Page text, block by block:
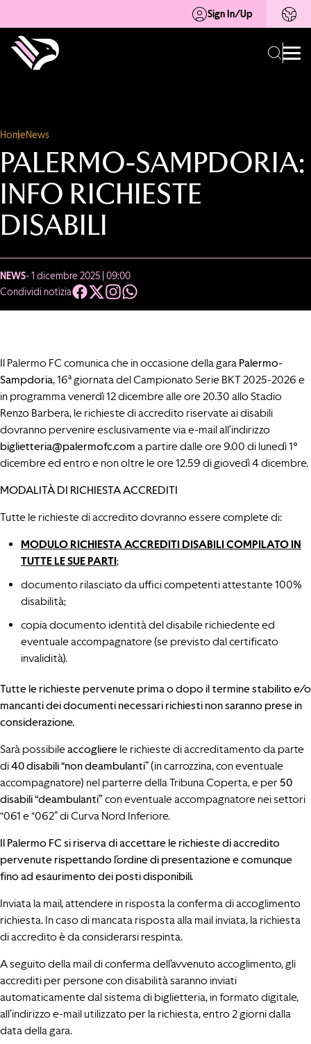
Sign In/Up
HomeNews
PALERMO-SAMPDORIA:
INFO RICHIESTE
DISABILI
NEWS- 1 dicembre 2025 | 09:00
Condividi notizia
Il Palermo FC comunica che in occasione della gara Palermo-
Sampdoria, 16ª giornata del Campionato Serie BKT 2025-2026 e
in programma venerdì 12 dicembre alle ore 20.30 allo Stadio
Renzo Barbera, le richieste di accredito riservate ai disabili
dovranno pervenire esclusivamente via e-mail all’indirizzo
biglietteria@palermofc.com a partire dalle ore 9.00 di lunedì 1°
dicembre ed entro e non oltre le ore 12.59 di giovedì 4 dicembre.
MODALITÀ DI RICHIESTA ACCREDITI
Tutte le richieste di accredito dovranno essere complete di:
MODULO RICHIESTA ACCREDITI DISABILI COMPILATO IN
TUTTE LE SUE PARTI;
documento rilasciato da uffici competenti attestante 100%
disabilità;
copia documento identità del disabile richiedente ed
eventuale accompagnatore (se previsto dal certificato
invalidità).
Tutte le richieste pervenute prima o dopo il termine stabilito e/o
mancanti dei documenti necessari richiesti non saranno prese in
considerazione.
Sarà possibileaccogliere le richieste di accreditamento da parte
di40 disabili “non deambulanti” (in carrozzina, con eventuale
accompagnatore) nel parterre della Tribuna Coperta, e per 50
disabili “deambulanti” con eventuale accompagnatore nei settori
“061 e “062” di Curva Nord Inferiore.
Il Palermo FC si riserva di accettare le richieste di accredito
pervenute rispettando l’ordine di presentazione e comunque
fino ad esaurimento dei posti disponibili.
Inviata la mail, attendere in risposta la conferma di accoglimento
richiesta. In caso di mancata risposta alla mail inviata, la richiesta
di accredito è da considerarsi respinta.
A seguito della mail di conferma dell’avvenuto accoglimento, gli
accrediti per persone con disabilità saranno inviati
automaticamente dal sistema di biglietteria, in formato digitale,
all’indirizzo e-mail utilizzato per la richiesta, entro 2 giorni dalla
data della gara.